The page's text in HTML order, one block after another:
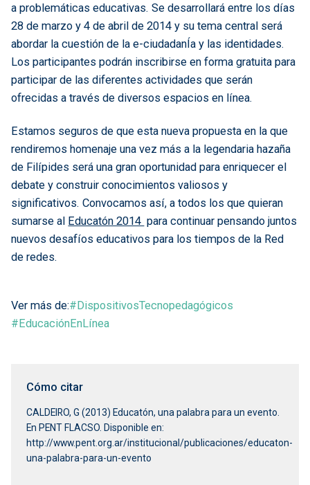
a problemáticas educativas. Se desarrollará entre los días
28 de marzo y 4 de abril de 2014 y su tema central será
abordar la cuestión de la e-ciudadanÍa y las identidades.
Los participantes podrán inscribirse en forma gratuita para
participar de las diferentes actividades que serán
ofrecidas a través de diversos espacios en línea.
Estamos seguros de que esta nueva propuesta en la que
rendiremos homenaje una vez más a la legendaria hazaña
de Filípides será una gran oportunidad para enriquecer el
debate y construir conocimientos valiosos y
significativos. Convocamos así, a todos los que quieran
sumarse al Educatón 2014 para continuar pensando juntos
nuevos desafíos educativos para los tiempos de la Red
de redes.
Ver más de:#DispositivosTecnopedagógicos
#EducaciónEnLínea
Cómo citar
CALDEIRO, G (2013) Educatón, una palabra para un evento.
En PENT FLACSO. Disponible en:
http://www.pent.org.ar/institucional/publicaciones/educaton-
una-palabra-para-un-evento